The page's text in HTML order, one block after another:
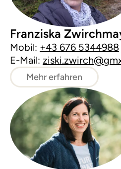
Franziska
Mobil: +43 676 5344988
E-Mail:
Mehr erfahren